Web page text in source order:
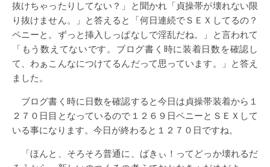
抜けちゃったりしてない？」と聞かれ「貞操帯が壊れない限
り抜けません。」と答えると「何日連続でＳＥＸしてるの？
ペニーと。ずっと挿入しっぱなしで淫乱だね。」と言われて
「もう数えてないです。ブログ書く時に装着日数を確認し
て、わぁこんなにつけてるんだって思っています。」と答え
ました。
ブログ書く時に日数を確認すると今日は貞操帯装着から１
２７０日目となっているので１２６９日ペニーとＳＥＸして
いる事になります。今日が終わると１２７０日ですね。
「ほんと、そろそろ普通に、ばきぃ！ってどっか壊れるだ